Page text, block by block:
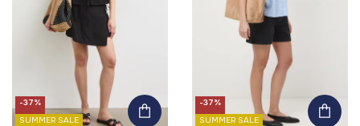
-37%
SUMMER SALE
-37%
SUMMER SALE